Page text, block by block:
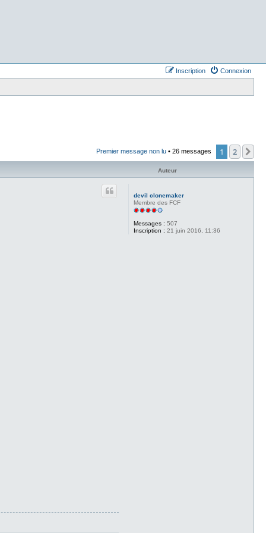
Connexion
Inscription
Premier message non lu • 26 messages 1 2
Auteur
devil clonemaker
Membre des FCF
Messages : 507
Inscription : 21 juin 2016, 11:36